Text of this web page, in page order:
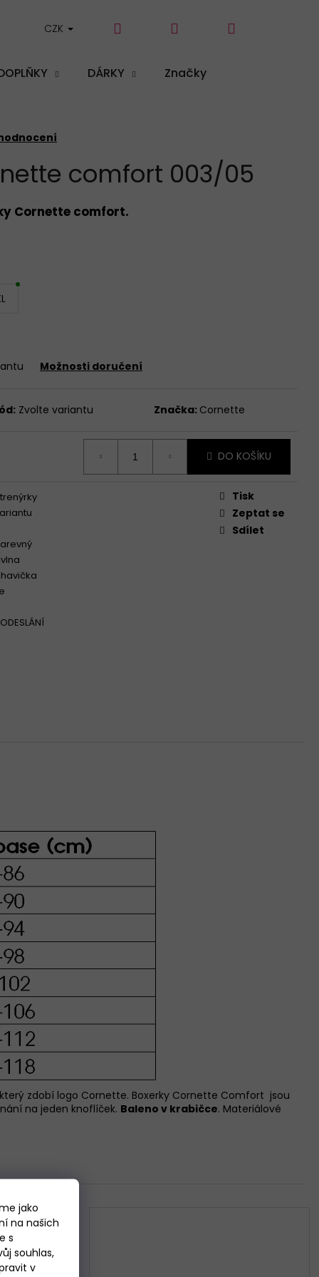
jako
na našich
s
souhlas,
v
DÁRKY Značky
CZK Přihlášení
comfort 003/05
Cornette comfort.
Možnosti doručení
Zvolte variantu Značka: Cornette
DO KOŠÍKU
Tisk
Zeptat se
Sdílet
zdobí logo Cornette. Boxerky Cornette Comfort jsou
na jeden knoflíček. Baleno v krabičce. Materiálové